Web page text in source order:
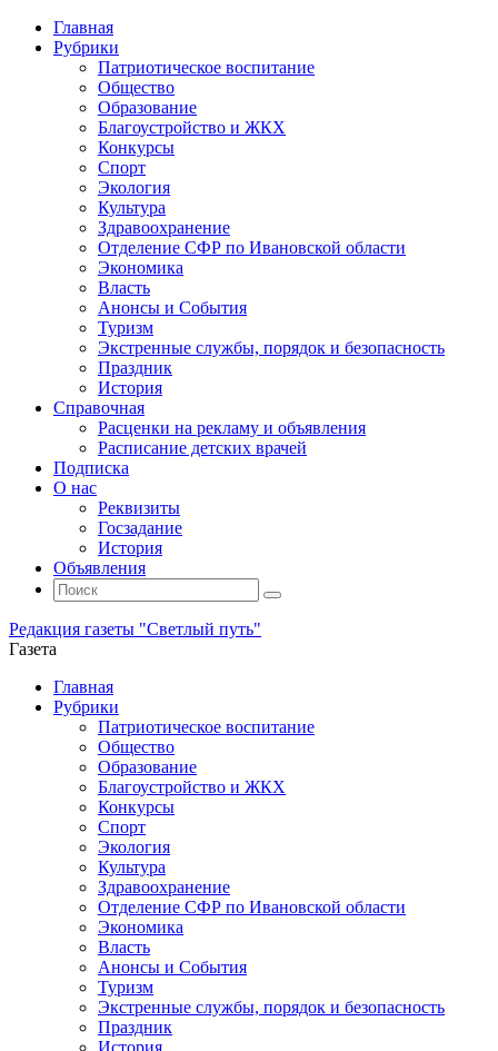
Главная
Рубрики
Патриотическое воспитание
Общество
Образование
Благоустройство и ЖКХ
Конкурсы
Спорт
Экология
Культура
Здравоохранение
Отделение СФР по Ивановской области
Экономика
Власть
Анонсы и События
Туризм
Экстренные службы, порядок и безопасность
Праздник
История
Справочная
Расценки на рекламу и объявления
Расписание детских врачей
Подписка
О нас
Реквизиты
Госзадание
История
Объявления
Поиск
Искать:
Поиск
Редакция газеты "Светлый путь"
Газета
Промотать
содержимому
Главная
Рубрики
Патриотическое воспитание
Общество
Образование
Благоустройство и ЖКХ
Конкурсы
Спорт
Экология
Культура
Здравоохранение
Отделение СФР по Ивановской области
Экономика
Власть
Анонсы и События
Туризм
Экстренные службы, порядок и безопасность
Праздник
История